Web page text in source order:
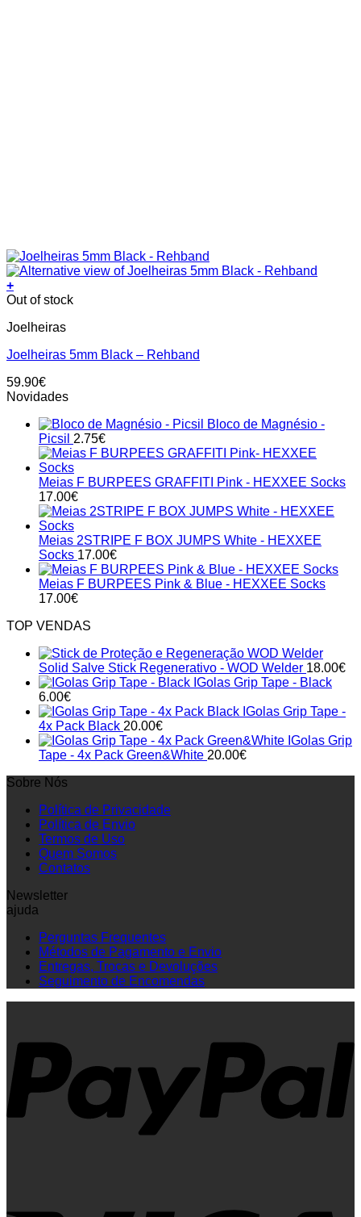
+
This
has
variants.
options
may
chosen
product
Out of stock
Joelheiras
Joelheiras 5mm Black – Rehband
59.90€
Novidades
Bloco de Magnésio -
Picsil 2.75€
Meias F BURPEES GRAFFITI Pink - HEXXEE Socks
17.00€
Meias 2STRIPE F BOX JUMPS White - HEXXEE
Socks 17.00€
Meias F BURPEES Pink & Blue - HEXXEE Socks
17.00€
TOP VENDAS
Solid Salve Stick Regenerativo - WOD Welder 18.00€
IGolas Grip Tape - Black
6.00€
IGolas Grip Tape -
4x Pack Black 20.00€
IGolas Grip
Tape - 4x Pack Green&White 20.00€
Sobre Nós
Política de Privacidade
Política de Envio
Termos de Uso
Quem Somos
Contatos
Newsletter
ajuda
Perguntas Frequentes
Métodos de Pagamento e Envio
Entregas, Trocas e Devoluções
Seguimento de Encomendas